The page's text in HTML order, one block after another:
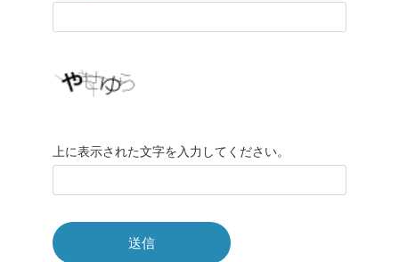
上に表示された文字を入力してください。